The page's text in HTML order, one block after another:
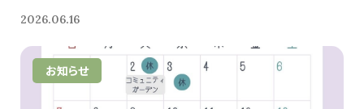
2026.06.16
お知らせ